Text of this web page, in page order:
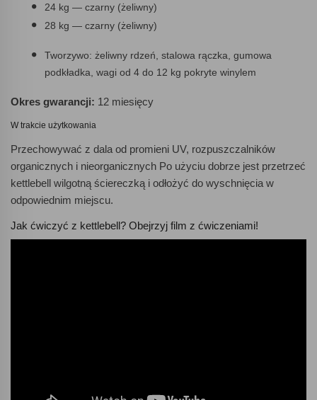
24 kg — czarny (żeliwny)
28 kg — czarny (żeliwny)
Tworzywo: żeliwny rdzeń, stalowa rączka, gumowa
podkładka, wagi od 4 do 12 kg pokryte winylem
Okres gwarancji: 12 miesięcy
W trakcie użytkowania
Przechowywać z dala od promieni UV, rozpuszczalników
organicznych i nieorganicznych Po użyciu dobrze jest przetrzeć
kettlebell wilgotną ściereczką i odłożyć do wyschnięcia w
odpowiednim miejscu.
Jak ćwiczyć z kettlebell? Obejrzyj film z ćwiczeniami!